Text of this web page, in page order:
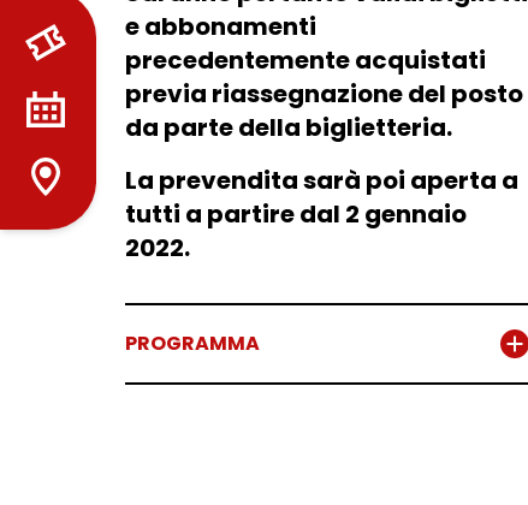
e abbonamenti
precedentemente acquistati
previa riassegnazione del posto
da parte della biglietteria.
La prevendita sarà poi aperta a
tutti a partire dal 2 gennaio
2022.
PROGRAMMA